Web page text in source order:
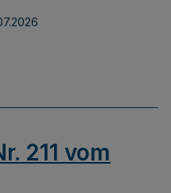
211 vom